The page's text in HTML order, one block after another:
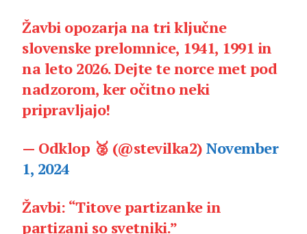
Žavbi opozarja na tri ključne
slovenske prelomnice, 1941, 1991 in
na leto 2026. Dejte te norce met pod
nadzorom, ker očitno neki
pripravljajo!
— Odklop 🥈 (@stevilka2)November
1, 2024
Žavbi: “Titove partizanke in
partizani so svetniki.”